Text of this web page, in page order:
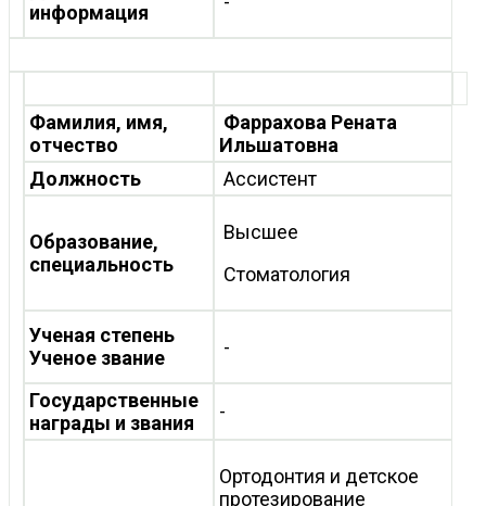
информация
Фамилия, имя,
отчество
Фаррахова Рената
Ильшатовна
Должность
Ассистент
Образование,
специальность
Высшее
Стоматология
Ученая степень
Ученое звание
-
Государственные
награды и звания
-
Ортодонтия и детское
протезирование